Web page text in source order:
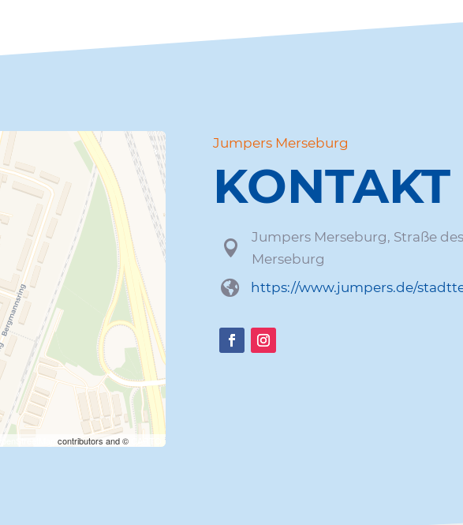
…
deine Seite
leafletJS-
contributors and ©
Jumpers Merse­burg
KONTAKT

Jumpers Merse­burg, Straße
Merseburg
 https://​www​.jumpers​.de/​